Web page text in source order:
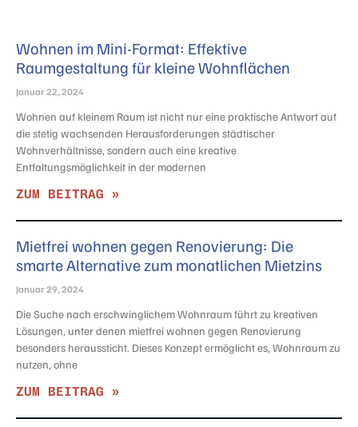
Wohnen im Mini-Format: Effektive
Raumgestaltung für kleine Wohnflächen
Januar 22, 2024
Wohnen auf kleinem Raum ist nicht nur eine praktische Antwort auf
die stetig wachsenden Herausforderungen städtischer
Wohnverhältnisse, sondern auch eine kreative
Entfaltungsmöglichkeit in der modernen
ZUM BEITRAG »
Mietfrei wohnen gegen Renovierung: Die
smarte Alternative zum monatlichen Mietzins
Januar 29, 2024
Die Suche nach erschwinglichem Wohnraum führt zu kreativen
Lösungen, unter denen mietfrei wohnen gegen Renovierung
besonders heraussticht. Dieses Konzept ermöglicht es, Wohnraum zu
nutzen, ohne
ZUM BEITRAG »